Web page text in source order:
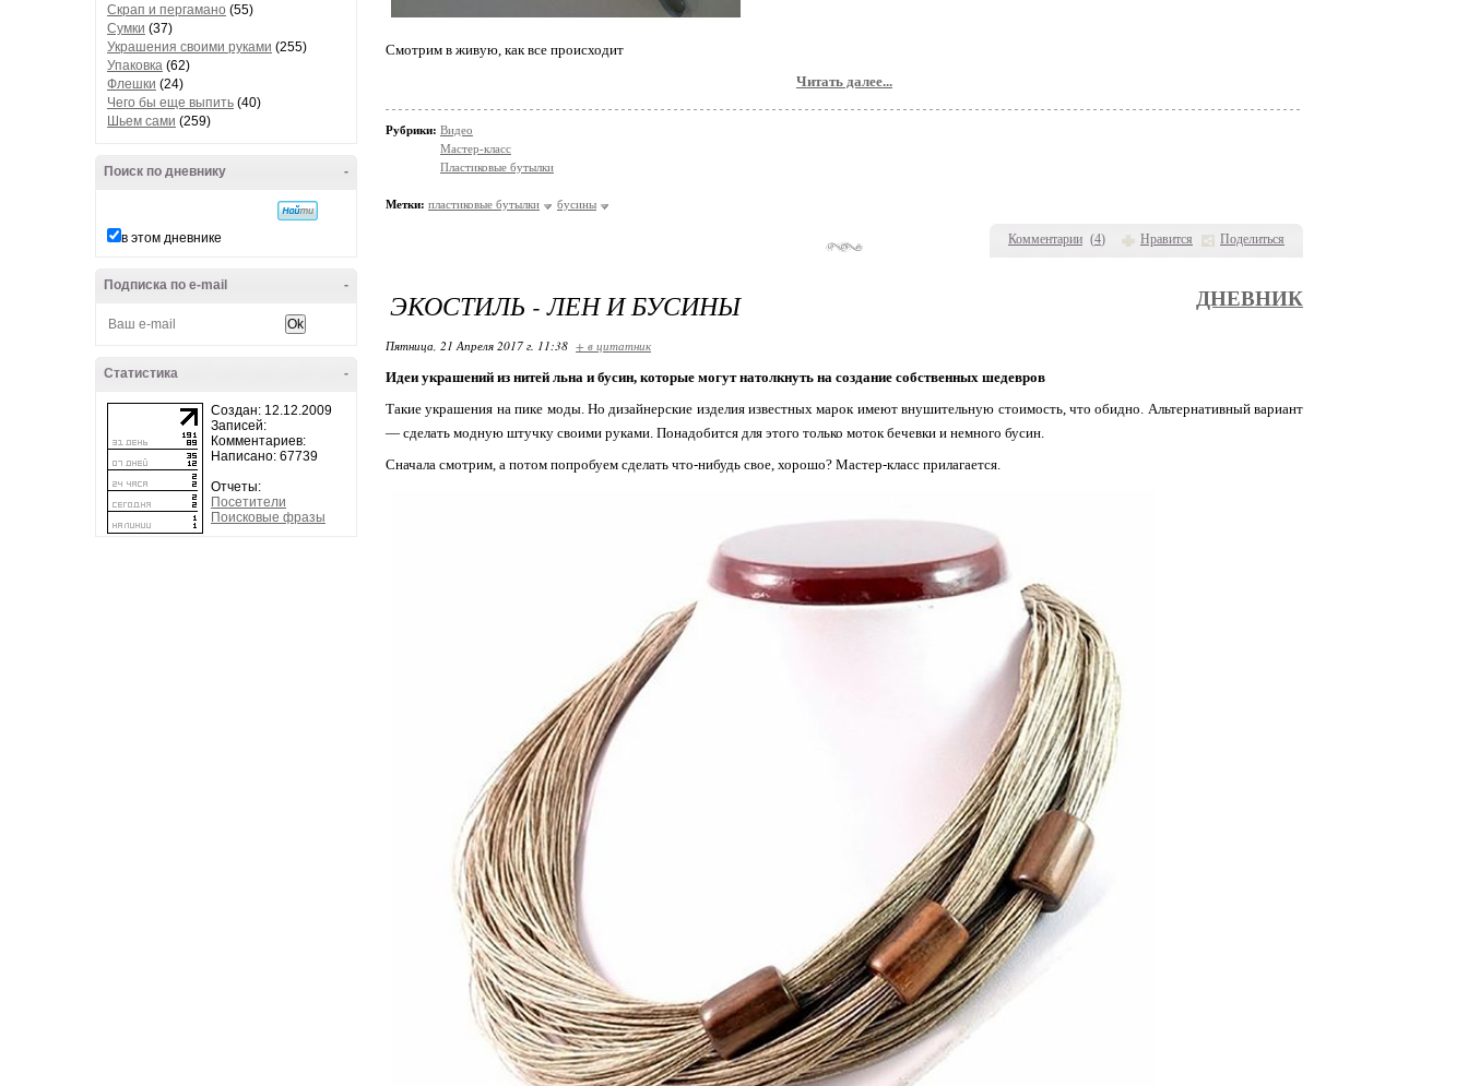
Скрап и пергамано (55)
Сумки (37)
Украшения своими руками (255)
Упаковка (62)
Флешки (24)
Чего бы еще выпить (40)
Шьем сами (259)
-
Поиск по дневнику
в этом дневнике
-
Подписка по e-mail
-
Статистика
Создан: 12.12.2009
Записей:
Комментариев:
Написано: 67739
Отчеты:
Посетители
Поисковые фразы
Комментарии (4) Нравится Поделиться
Смотрим в живую, как все происходит
Читать далее...
Рубрики: Видео
Мастер-класс
Пластиковые бутылки
Метки: пластиковые бутылки бусины
ЭКОСТИЛЬ - ЛЕН И БУСИНЫ ДНЕВНИК
Пятница, 21 Апреля 2017 г. 11:38 + в цитатник
Идеи украшений из нитей льна и бусин, которые могут натолкнуть на создание собственных шедевров
Такие украшения на пике моды. Но дизайнерские изделия известных марок имеют внушительную стоимость, что обидно. Альтернативный вариант
— сделать модную штучку своими руками. Понадобится для этого только моток бечевки и немного бусин.
Сначала смотрим, а потом попробуем сделать что-нибудь свое, хорошо? Мастер-класс прилагается.